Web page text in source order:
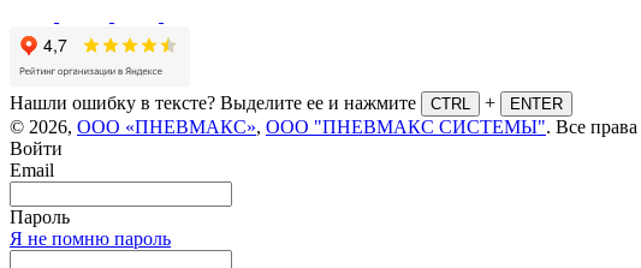
Нашли ошибку в тексте? Выделите ее и нажмите CTRL + ENTER
© 2026, ООО «ПНЕВМАКС», ООО "ПНЕВМАКС СИСТЕМЫ". Все
Войти
Email
Пароль
Я не помню пароль